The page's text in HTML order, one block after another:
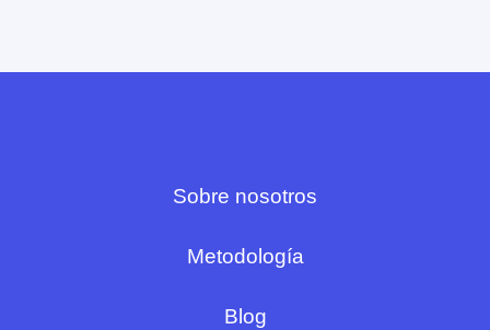
Sobre nosotros
Metodología
Blog